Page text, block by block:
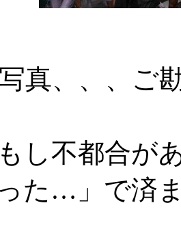
真、、、ご
もし不都合が
った…」で済